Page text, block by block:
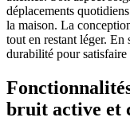
déplacements
la maison. La
tout en restant léger.
durabilité pour satisfaire
bruit active et